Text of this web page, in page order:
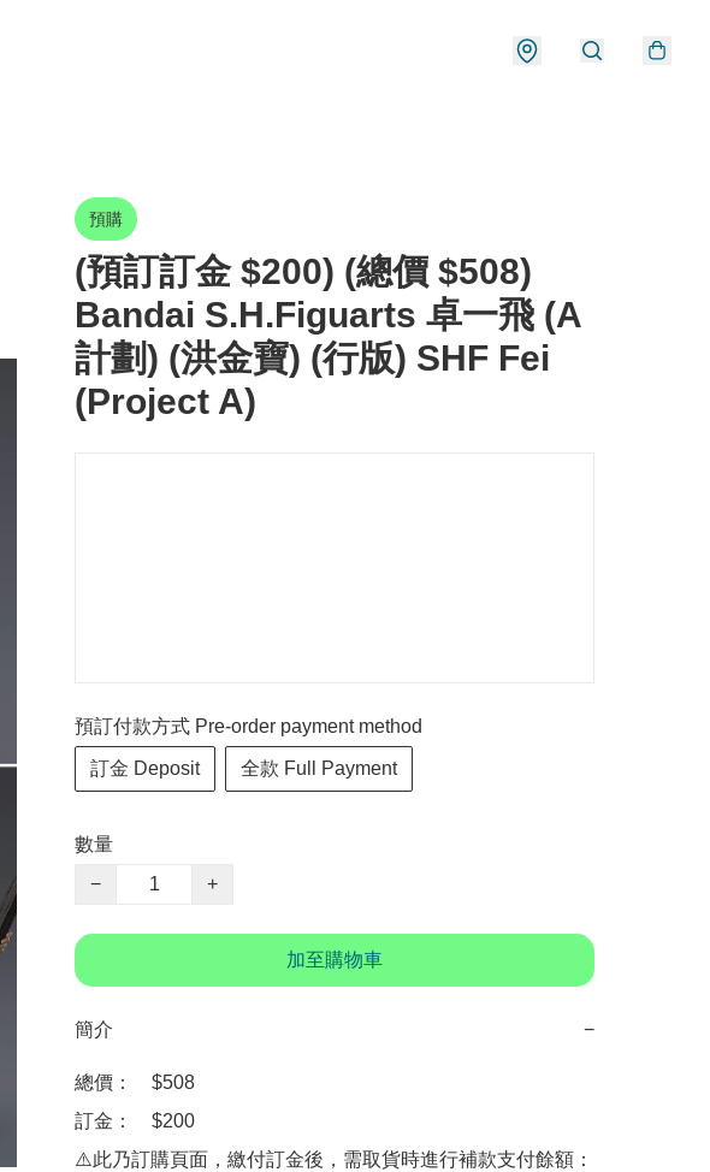
預購
(預訂訂金 $200) (總價 $508)
Bandai S.H.Figuarts 卓一飛 (A
計劃) (洪金寶) (行版) SHF Fei
(Project A)
預訂付款方式 Pre-order payment method
訂金 Deposit 全款 Full Payment
數量
−
+
加至購物車
簡介 −
總價：　$508
訂金：　$200
⚠️此乃訂購頁面，繳付訂金後，需取貨時進行補款支付餘額：